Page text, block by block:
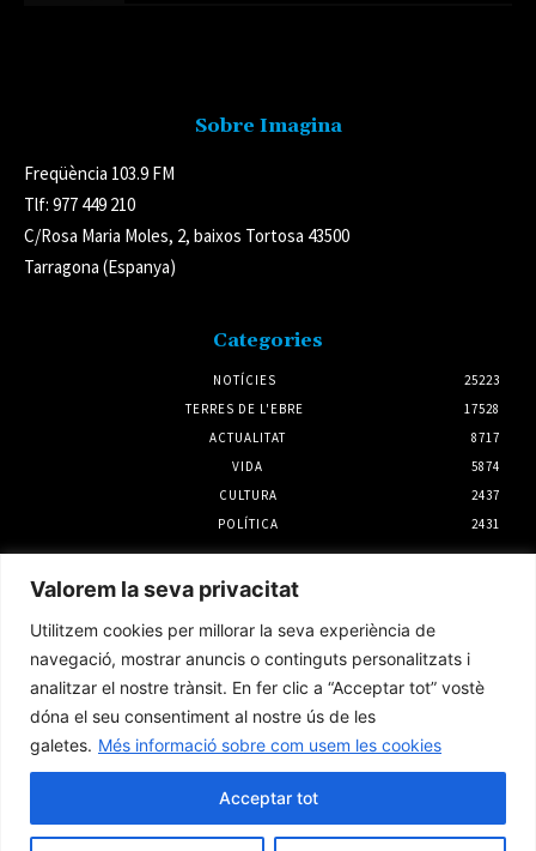
Valorem la seva privacitat
Utilitzem cookies per millorar la seva experiència de
navegació, mostrar anuncis o continguts personalitzats i
analitzar el nostre trànsit. En fer clic a “Acceptar tot” vostè
dóna el seu consentiment al nostre ús de les
galetes. Més informació sobre com usem les cookies
Acceptar tot
Sobre Imagina
Freqüència 103.9 FM
Tlf: 977 449 210
C/Rosa Maria Moles, 2, baixos Tortosa 43500
Tarragona (Espanya)
Categories
NOTÍCIES
25223
TERRES DE L'EBRE
17528
ACTUALITAT
8717
VIDA
5874
CULTURA
2437
POLÍTICA
2431
Tortosa organitza un programa d’activitats
al fortí d’Orleans per a la tarda de l’eclipsi
solar
4 agost 2026
L’Ajuntament d’Amposta i UGT impulsaran
un conveni propi per al servei de neteja
6 agost 2026